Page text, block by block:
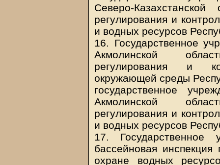
Северо-Казахстанской
регулирования и
и водных ресурсов
16. Государственное
Акмолинской
регулирования и
окружающей среды
государственное
Акмолинской
регулирования и
и водных ресурсов
17. Государственное
бассейновая
охране водных